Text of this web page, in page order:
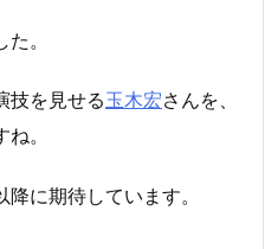
。
技を見せる玉木宏さんを、
。
に期待しています。